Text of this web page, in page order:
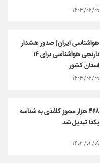
۱۴۰۳/۰۲/۰۹
هواشناسی ایران| صدور هشدار
نارنجی هواشناسی برای ۱۴
استان کشور
۱۴۰۳/۰۲/۰۹
۴۶۸ هزار مجوز کاغذی به شناسه
یکتا تبدیل شد
۱۴۰۳/۰۲/۰۹